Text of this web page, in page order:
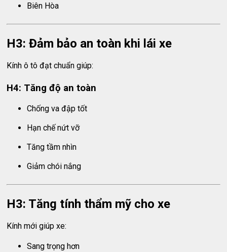
Biên Hòa
H3: Đảm bảo an toàn khi lái xe
Kính ô tô đạt chuẩn giúp:
H4: Tăng độ an toàn
Chống va đập tốt
Hạn chế nứt vỡ
Tăng tầm nhìn
Giảm chói nắng
H3: Tăng tính thẩm mỹ cho xe
Kính mới giúp xe:
Sang trọng hơn